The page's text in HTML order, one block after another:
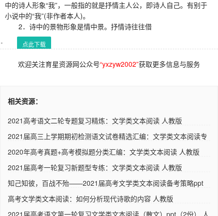
中的诗人形象“我”，一般指的就是抒情主人公，即诗人自己。有别于
小说中的“我”(非作者本人)。
2．诗中的景物形象是情中景。抒情诗往往借
点此下载
欢迎关注育星资源网公众号“yxzyw2002”获取更多信息与服务
相关资源：
2021高考语文二轮专题复习精炼：文学类文本阅读 人教版
2021届高三上学期期初检测语文试卷精选汇编：文学类文本阅读专
2020年高考真题+高考模拟题分类汇编：文学类文本阅读 人教版
2021届高考一轮复习新题型专练：文学类文本阅读 人教版
知己知彼，百战不殆——2021届高考文学类文本阅读备考策略ppt
高考文学类文本阅读：如何分析现代诗歌的内容 人教版
2021届高考语文第一轮复习文学类文本阅读（散文）ppt（2份） 人